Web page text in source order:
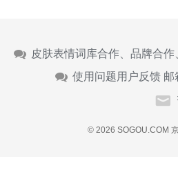
皮肤表情词库合作、品牌合
使用问题用户反馈 邮
© 2026 SOGOU.COM